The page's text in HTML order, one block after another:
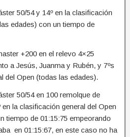
50/54 y 14º en la clasificación
edades) con un tiempo de
+200 en el relevo 4×25
a Jesús, Juanma y Rubén, y 7ºs
del Open (todas las edades).
50/54 en 100 remolque de
la clasificación general del Open
tiempo de 01:15:75 empeorando
en 01:15:67, en este caso no ha